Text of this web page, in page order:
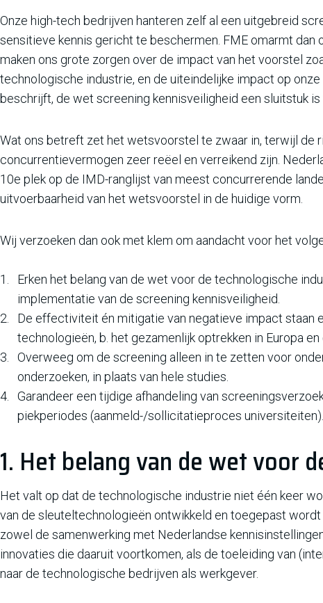
Onze high-tech bedrijven hanteren zelf al een uitgebreid
sensitieve kennis gericht te beschermen. FME omarmt
maken ons grote zorgen over de impact van het voorstel
technologische industrie, en de uiteindelijke impact op
beschrijft, de wet screening kennisveiligheid een sluitstuk
Wat ons betreft zet het wetsvoorstel te zwaar in, terwijl de
concurrentievermogen zeer reëel en verreikend zijn.
10e plek op de IMD-ranglijst van meest concurrerende
uitvoerbaarheid van het wetsvoorstel in de huidige vorm.
Wij verzoeken dan ook met klem om aandacht voor het
Erken het belang van de wet voor de technologische
implementatie van de screening kennisveiligheid.
De effectiviteit én mitigatie van negatieve impact staan
technologieën, b. het gezamenlijk optrekken in Europa
Overweeg om de screening alleen in te zetten voor
onderzoeken, in plaats van hele studies.
Garandeer een tijdige afhandeling van
piekperiodes (aanmeld-/sollicitatieproces universiteiten).
1. Het belang van de wet voor
Het valt op dat de technologische industrie niet één keer
van de sleuteltechnologieën ontwikkeld en toegepast
zowel de samenwerking met Nederlandse
innovaties die daaruit voortkomen, als de toeleiding van
naar de technologische bedrijven als werkgever.